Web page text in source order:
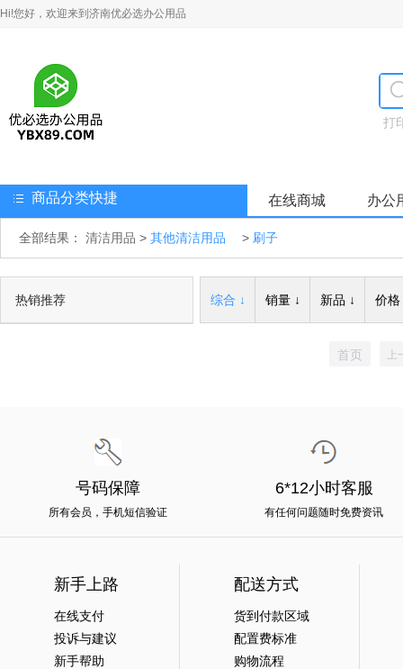
Hi!您好，欢迎来到济南优必选办公用品
打
商品分类快捷 在线商城 办公
全部结果： 清洁用品 > 其他清洁用品 > 刷子
热销推荐 综合 ↓ 销量 ↓ 新品 ↓ 价格
首页 上
号码保障
所有会员，手机短信验证
6*12小时客服
有任何问题随时免费资讯
新手上路
在线支付
投诉与建议
新手帮助
配送方式
货到付款区域
配置费标准
购物流程